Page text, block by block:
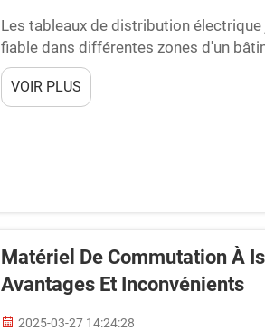
Les tableaux de distribution
fiable dans différentes zones d'un
qu'aucun accident ne se produise.
un tableau de distribution électrique.
VOIR PLUS
Matériel De Commutation À
Avantages Et Inconvénients
2025-03-27 14:24:28